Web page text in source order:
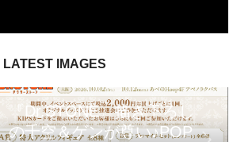
LATEST IMAGES
『Dr.STONE』描き下ろし
の千空＆ゲンが尊い♪POP